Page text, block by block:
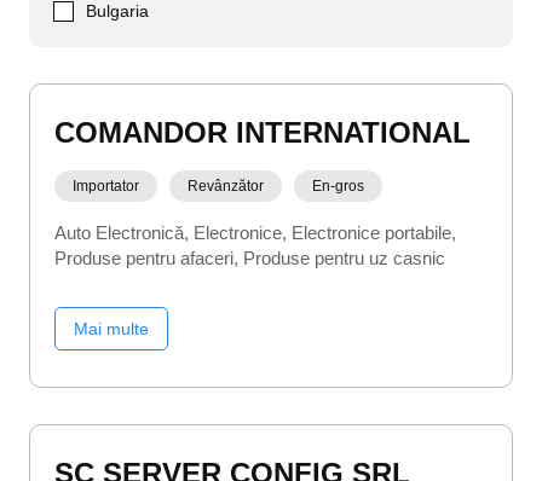
Bulgaria
COMANDOR INTERNATIONAL
Importator Revânzător En-gros
Auto Electronică Electronice Electronice portabile
Produse pentru afaceri Produse pentru uz casnic
Mai multe
SC SERVER CONFIG SRL